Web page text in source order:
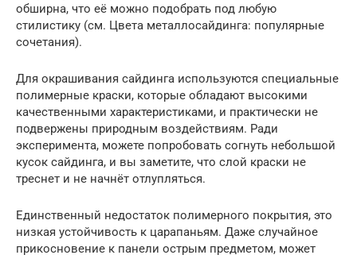
обширна, что её можно подобрать под любую
стилистику (см. Цвета металлосайдинга: популярные
сочетания).
Для окрашивания сайдинга используются специальные
полимерные краски, которые обладают высокими
качественными характеристиками, и практически не
подвержены природным воздействиям. Ради
эксперимента, можете попробовать согнуть небольшой
кусок сайдинга, и вы заметите, что слой краски не
треснет и не начнёт отлупляться.
Единственный недостаток полимерного покрытия, это
низкая устойчивость к царапаньям. Даже случайное
прикосновение к панели острым предметом, может